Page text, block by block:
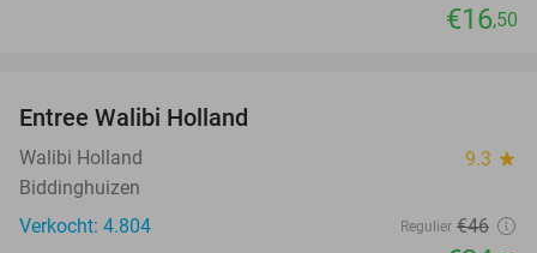
€16,50
Entree Walibi Holland
Walibi Holland 9.3 star
Biddinghuizen
Verkocht: 4.804
Regulier €46